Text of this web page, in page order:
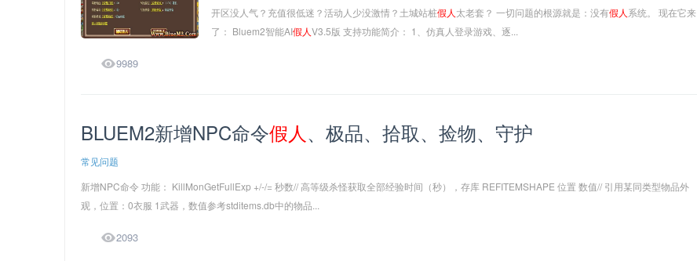
开区没人气？充值很低迷？活动人少没激情？土城站桩假人 太老套？ 一切问题的根源就是：没有假人 系统。 现在它来
了： Bluem2智能AI假人V3.5版 支持功能简介： 1、仿真人登录游戏、逐...
9989
BLUEM2新增NPC命令假人、极品、拾取、捡物、守护
常见问题
新增NPC命令 功能： KillMonGetFullExp +/-/= 秒数// 高等级杀怪获取全部经验时间（秒），存库 REFITEMSHAPE 位置 数值// 引用某同类型物品外
观，位置：0衣服 1武器，数值参考stditems.db中的物品...
2093